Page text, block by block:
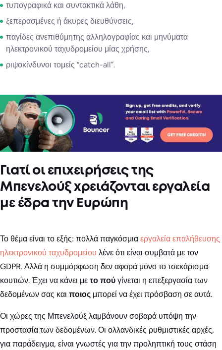
τυπογραφικά και συντακτικά λάθη,
ξεπερασμένες ή άκυρες διευθύνσεις,
παγίδες ανεπιθύμητης αλληλογραφίας και μηνύματα
ηλεκτρονικού ταχυδρομείου μίας χρήσης,
ριψοκίνδυνοι τομείς “catch-all”.
Γιατί οι επιχειρήσεις της
Μπενελούξ χρειάζονται εργαλεία
με έδρα την Ευρώπη
Το θέμα είναι το εξής: πολλά παγκόσμια εργαλεία επαλήθευσης
ηλεκτρονικού ταχυδρομείου λένε ότι είναι συμβατά με τον
GDPR. Αλλά η συμμόρφωση δεν αφορά μόνο το τσεκάρισμα
κουτιών. Έχει να κάνει με το πού γίνεται η επεξεργασία των
δεδομένων σας και ποιος μπορεί να έχει πρόσβαση σε αυτά.
Οι χώρες της Μπενελούξ λαμβάνουν σοβαρά υπόψη την
προστασία των δεδομένων. Οι ολλανδικές ρυθμιστικές αρχές,
για παράδειγμα, είναι γνωστές για την προληπτική τους στάση